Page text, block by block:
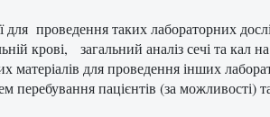
для проведення таких лабораторних
крові, загальний аналіз сечі та кал
матеріалів для проведення інших
перебування пацієнтів (за можливості)